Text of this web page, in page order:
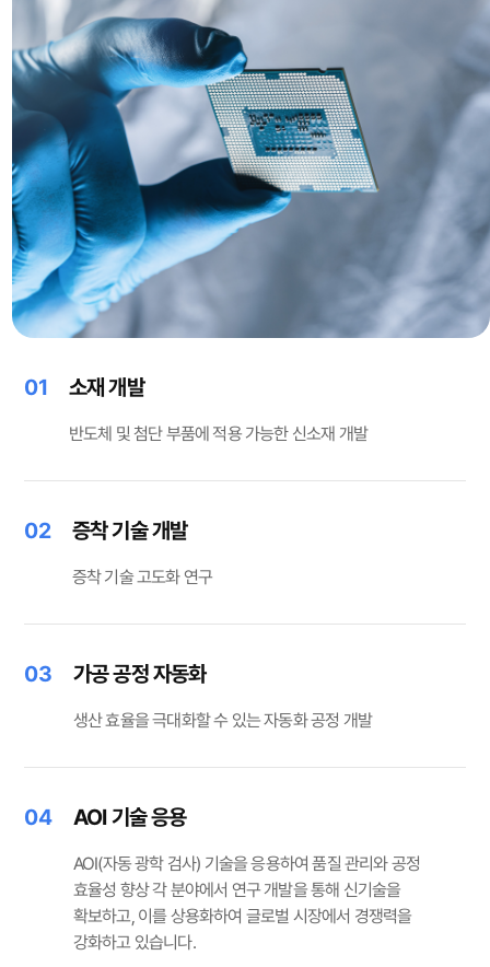
01 소재 개발
반도체 및 첨단 부품에 적용 가능한 신소재 개발
02 증착 기술 개발
증착 기술 고도화 연구
03 가공 공정 자동화
생산 효율을 극대화할 수 있는 자동화 공정 개발
04 AOI 기술 응용
AOI(자동 광학 검사) 기술을 응용하여 품질 관리와 공정
효율성 향상 각 분야에서 연구 개발을 통해 신기술을
확보하고, 이를 상용화하여 글로벌 시장에서 경쟁력을
강화하고 있습니다.